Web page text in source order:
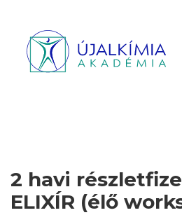
2 havi
ELIXÍR (élő